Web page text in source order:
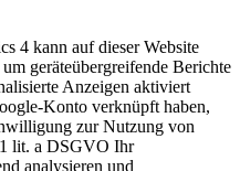
4 kann auf dieser Website
geräteübergreifende Berichte
Anzeigen aktiviert
Konto verknüpft haben,
zur Nutzung von
lit. a DSGVO Ihr
analysieren und